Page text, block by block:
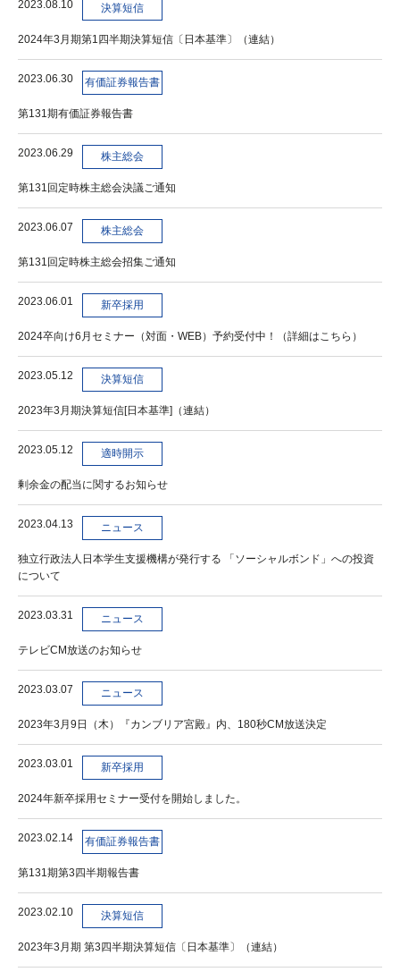
2023.08.10 決算短信
2024年3月期第1四半期決算短信〔日本基準〕（連結）
2023.06.30 有価証券報告書
第131期有価証券報告書
2023.06.29 株主総会
第131回定時株主総会決議ご通知
2023.06.07 株主総会
第131回定時株主総会招集ご通知
2023.06.01 新卒採用
2024卒向け6月セミナー（対面・WEB）予約受付中！（詳細はこちら）
2023.05.12 決算短信
2023年3月期決算短信[日本基準]（連結）
2023.05.12 適時開示
剰余金の配当に関するお知らせ
2023.04.13 ニュース
独立行政法人日本学生支援機構が発行する 「ソーシャルボンド」への投資
について
2023.03.31 ニュース
テレビCM放送のお知らせ
2023.03.07 ニュース
2023年3月9日（木）『カンブリア宮殿』内、180秒CM放送決定
2023.03.01 新卒採用
2024年新卒採用セミナー受付を開始しました。
2023.02.14 有価証券報告書
第131期第3四半期報告書
2023.02.10 決算短信
2023年3月期 第3四半期決算短信〔日本基準〕（連結）